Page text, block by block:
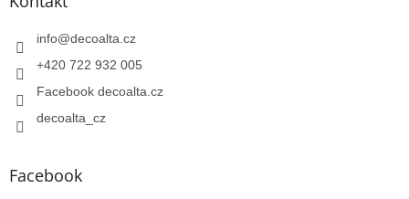
info@decoalta.cz
+420 722 932 005
Facebook decoalta.cz
decoalta_cz
Facebook